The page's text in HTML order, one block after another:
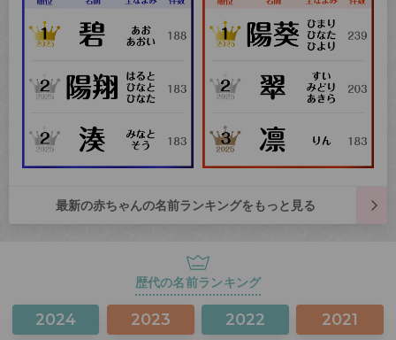
最新の赤ちゃんの名前ランキングをもっと見る
歴代の名前ランキング
2024 2023 2022 2021